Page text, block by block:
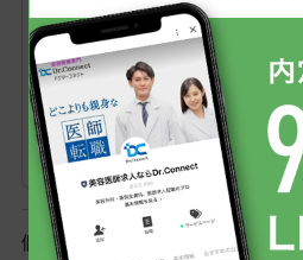
個人情報保護方針